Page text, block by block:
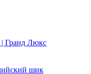
Гранд Люкс